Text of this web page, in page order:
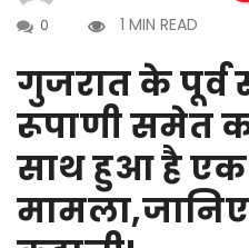
0
1 MIN READ
गुजरात के पूर्व
रूपाणी समेत
साथ हुआ है एक